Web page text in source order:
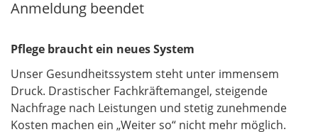
Anmeldung beendet
Pflege braucht ein neues System
Unser Gesundheitssystem steht unter immensem
Druck. Drastischer Fachkräftemangel, steigende
Nachfrage nach Leistungen und stetig zunehmende
Kosten machen ein „Weiter so“ nicht mehr möglich.